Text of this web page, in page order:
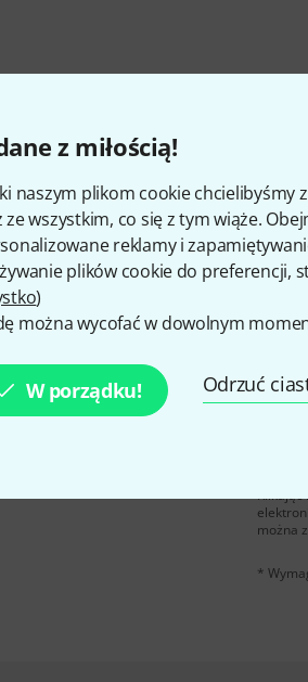
z miłością!
naszym plikom cookie
ze wszystkim, co się z tym wiąże.
reklamy i
plików cookie do preferencji,
)
można wycofać w dowolnym
W porządku! Odrzuć
Czy podoba Ci się
Udostępnij
polskim, a przy
Klikając
można
*